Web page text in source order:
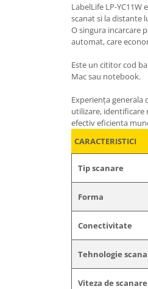
LabelLife LP-
scanat si la distante
O singura incarcare
automat, care
Este un cititor cod
Mac sau notebook.
Experiența generala
utilizare, identificare
efectiv eficienta
CARACTERISTICI
Tip scanare
Forma
Conectivitate
Tehnologie
Viteza de scanare